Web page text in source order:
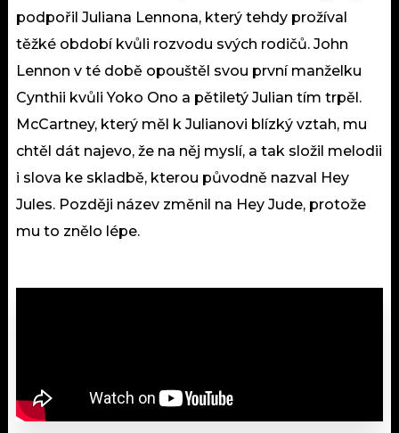
podpořil Juliana Lennona, který tehdy prožíval
těžké období kvůli rozvodu svých rodičů. John
Lennon v té době opouštěl svou první manželku
Cynthii kvůli Yoko Ono a pětiletý Julian tím trpěl.
McCartney, který měl k Julianovi blízký vztah, mu
chtěl dát najevo, že na něj myslí, a tak složil melodii
i slova ke skladbě, kterou původně nazval Hey
Jules. Později název změnil na Hey Jude, protože
mu to znělo lépe.